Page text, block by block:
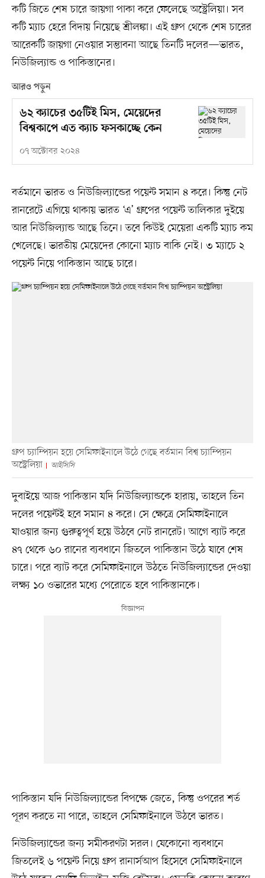
কটি জিতে শেষ চারে জায়গা পাকা করে ফেলেছে অস্ট্রেলিয়া। সব
কটি ম্যাচ হেরে বিদায় নিয়েছে শ্রীলঙ্কা। এই গ্রুপ থেকে শেষ চারের
আরেকটি জায়গা নেওয়ার সম্ভাবনা আছে তিনটি দলের—ভারত,
নিউজিল্যান্ড ও পাকিস্তানের।
আরও পড়ুন
৬২ ক্যাচের ৩৫টিই মিস, মেয়েদের
বিশ্বকাপে এত ক্যাচ ফসকাচ্ছে কেন
০৭ অক্টোবর ২০২৪
বর্তমানে ভারত ও নিউজিল্যান্ডের পয়েন্ট সমান ৪ করে। কিন্তু নেট
রানরেটে এগিয়ে থাকায় ভারত ‘এ’ গ্রুপের পয়েন্ট তালিকার দুইয়ে
আর নিউজিল্যান্ড আছে তিনে। তবে কিউই মেয়েরা একটি ম্যাচ কম
খেলেছে। ভারতীয় মেয়েদের কোনো ম্যাচ বাকি নেই। ৩ ম্যাচে ২
পয়েন্ট নিয়ে পাকিস্তান আছে চারে।
গ্রুপ চ্যাম্পিয়ন হয়ে সেমিফাইনালে উঠে গেছে বর্তমান বিশ্ব চ্যাম্পিয়ন
অস্ট্রেলিয়া
আইসিসি
দুবাইয়ে আজ পাকিস্তান যদি নিউজিল্যান্ডকে হারায়, তাহলে তিন
দলের পয়েন্টই হবে সমান ৪ করে। সে ক্ষেত্রে সেমিফাইনালে
যাওয়ার জন্য গুরুত্বপূর্ণ হয়ে উঠবে নেট রানরেট। আগে ব্যাট করে
৪৭ থেকে ৬০ রানের ব্যবধানে জিতলে পাকিস্তান উঠে যাবে শেষ
চারে। পরে ব্যাট করে সেমিফাইনালে উঠতে নিউজিল্যান্ডের দেওয়া
লক্ষ্য ১০ ওভারের মধ্যে পেরোতে হবে পাকিস্তানকে।
পাকিস্তান যদি নিউজিল্যান্ডের বিপক্ষে জেতে, কিন্তু ওপরের শর্ত
পূরণ করতে না পারে, তাহলে সেমিফাইনালে উঠবে ভারত।
নিউজিল্যান্ডের জন্য সমীকরণটা সরল। যেকোনো ব্যবধানে
জিতলেই ৬ পয়েন্ট নিয়ে গ্রুপ রানার্সআপ হিসেবে সেমিফাইনালে